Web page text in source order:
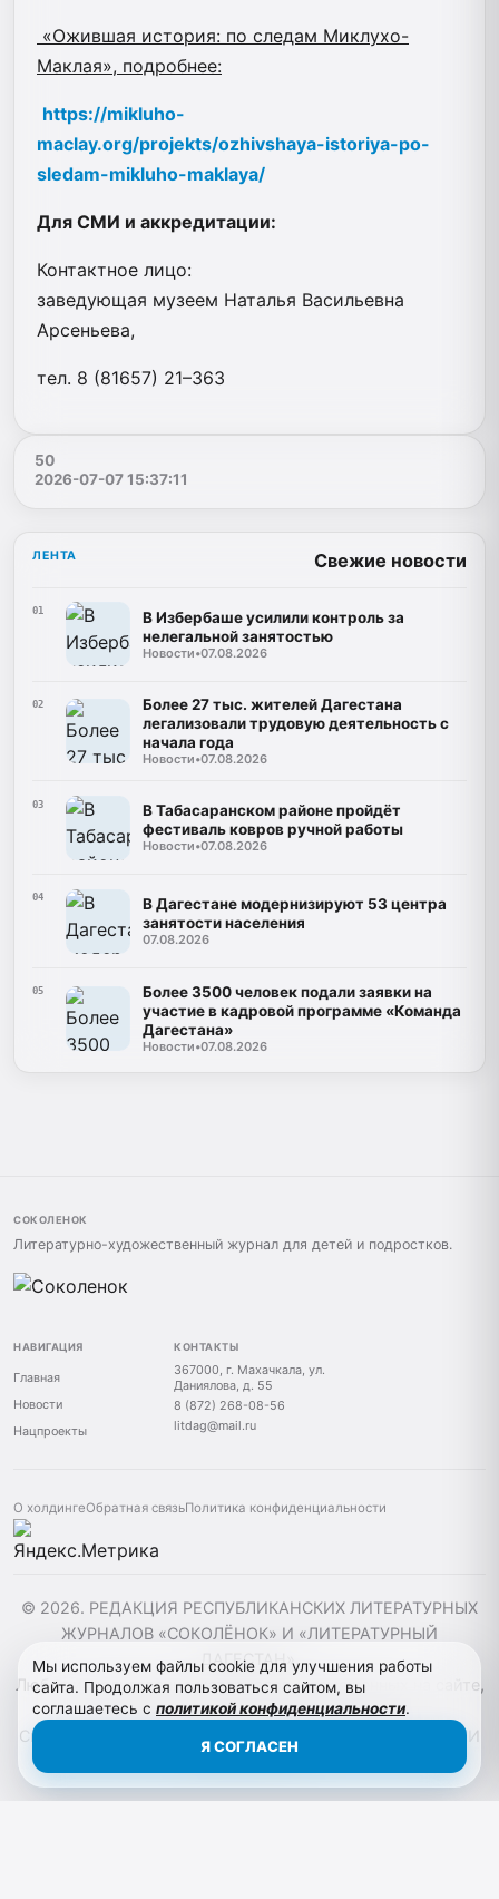
«Ожившая история: по следам Миклухо-
Маклая», подробнее:
https://mikluho-
maclay.org/projekts/ozhivshaya-istoriya-po-
sledam-mikluho-maklaya/
Для СМИ и аккредитации:
Контактное лицо:
заведующая музеем Наталья Васильевна
Арсеньева,
тел. 8 (81657) 21–363
50
2026-07-07 15:37:11
ЛЕНТА Свежие новости
01
В Избербаше усилили контроль за
нелегальной занятостью
Новости•07.08.2026
02
Более 27 тыс. жителей Дагестана
легализовали трудовую деятельность с
начала года
Новости•07.08.2026
03
В Табасаранском районе пройдёт
фестиваль ковров ручной работы
Новости•07.08.2026
04
В Дагестане модернизируют 53 центра
занятости населения
07.08.2026
05
Более 3500 человек подали заявки на
участие в кадровой программе «Команда
Дагестана»
Новости•07.08.2026
СОКОЛЕНОК
Литературно-художественный журнал для детей и подростков.
НАВИГАЦИЯ
Главная
Новости
Нацпроекты
КОНТАКТЫ
367000, г. Махачкала, ул.
Даниялова, д. 55
8 (872) 268-08-56
litdag@mail.ru
О холдингеОбратная связьПолитика конфиденциальности
© 2026. РЕДАКЦИЯ РЕСПУБЛИКАНСКИХ ЛИТЕРАТУРНЫХ
ЖУРНАЛОВ «СОКОЛЁНОК» И «ЛИТЕРАТУРНЫЙ
ДАГЕСТАН».
Любое использование материалов, размещенных на сайте,
допускается только с согласия редакции.
Свидельства регистрации СМИ ПИ № ТУ 05 - 00300 и ПИ
Мы используем файлы cookie для улучшения работы
сайта. Продолжая пользоваться сайтом, вы
соглашаетесь с политикой конфиденциальности.
Я СОГЛАСЕН